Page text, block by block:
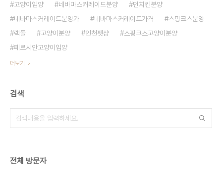
고양이입양
네바마스커레이드분양
먼치킨분양
네바마스커레이드분양가
네바마스커레이드가격
스핑크스분양
랙돌
고양이분양 인천펫샵
스핑크스고양이분양
페르시안고양이입양
더보기
검색
전체 방문자